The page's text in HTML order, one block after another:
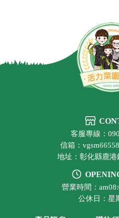
客服專線：
信箱：
地址：彰化縣鹿港
營業時間：
公休日：星